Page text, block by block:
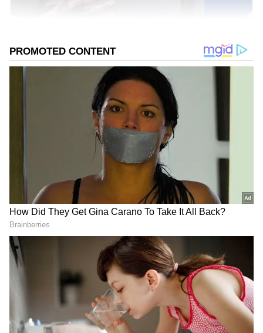
Mark Zuckerberg Net Worth
தொழில்நுட்பத் துறையில் மிகவும்
செல்வாக்கு மிக்க நபர்களில் ஒருவரான
மார்க் ஜுக்கர்பெர்க் 40 வயதில் பேஸ்புக்
மற்றும் அதன் தாய் நிறுவனமான
மெட்டாவை புதிய தொழில்நுட்ப
எல்லைகளை நோக்கி தொடர்ந்து
வழிநடத்துகிறார்.
ஏசியாநெட் தமிழ்-ஐ உங்கள் முதன்மைத்
தேர்வாக்குங்கள்